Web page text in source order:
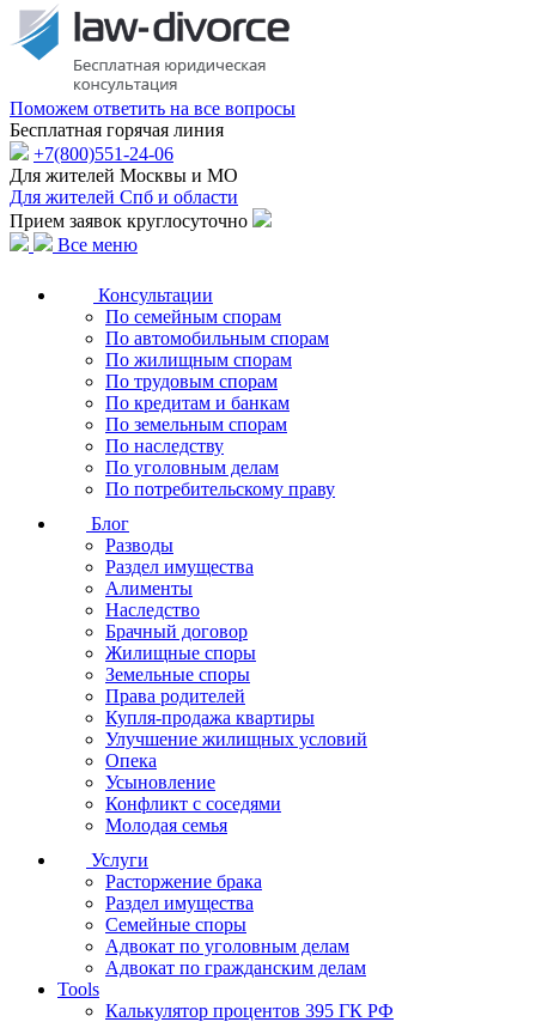
Поможем ответить на все вопросы
Бесплатная горячая линия
+7(800)551-24-06
Для жителей Москвы и МО
Для жителей Спб и области
Прием заявок круглосуточно
Все меню
Консультации
По семейным спорам
По автомобильным спорам
По жилищным спорам
По трудовым спорам
По кредитам и банкам
По земельным спорам
По наследству
По уголовным делам
По потребительскому праву
Блог
Разводы
Раздел имущества
Алименты
Наследство
Брачный договор
Жилищные споры
Земельные споры
Права родителей
Купля-продажа квартиры
Улучшение жилищных условий
Опека
Усыновление
Конфликт с соседями
Молодая семья
Услуги
Расторжение брака
Раздел имущества
Семейные споры
Адвокат по уголовным делам
Адвокат по гражданским делам
Tools
Калькулятор процентов 395 ГК РФ